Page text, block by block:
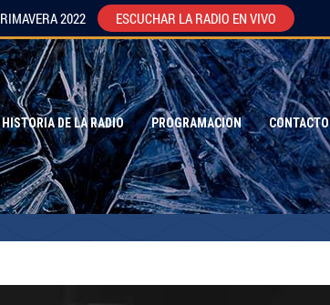
HISTORIA DE LA RADIO PROGRAMACION CONTACTO
2022 ESCUCHAR LA RADIO EN VIVO